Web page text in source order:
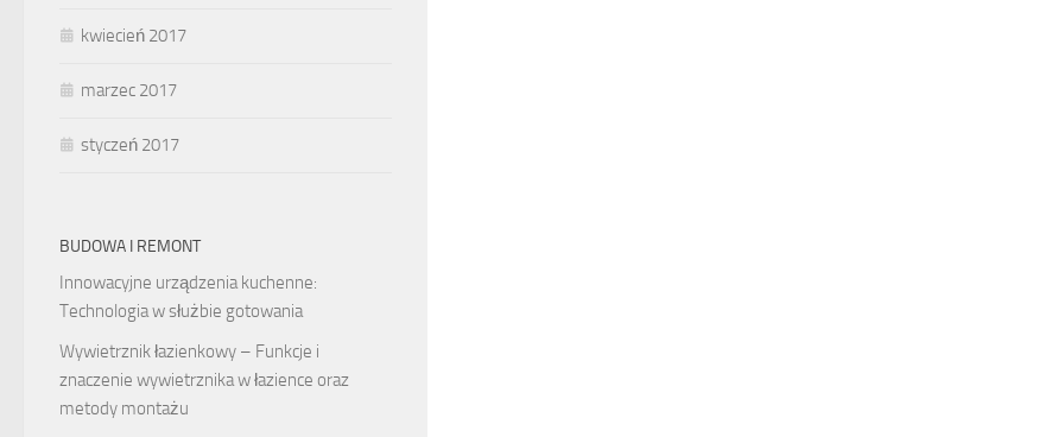
kwiecień 2017
marzec 2017
styczeń 2017
BUDOWA I REMONT
Innowacyjne urządzenia kuchenne:
Technologia w służbie gotowania
Wywietrznik łazienkowy – Funkcje i
znaczenie wywietrznika w łazience oraz
metody montażu